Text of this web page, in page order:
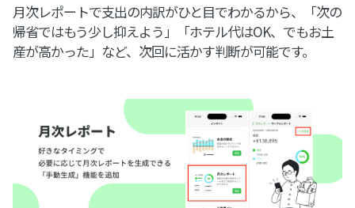
月次レポートで支出の内訳がひと目でわかるから、「次の
帰省ではもう少し抑えよう」「ホテル代はOK、でもお土
産が高かった」など、次回に活かす判断が可能です。